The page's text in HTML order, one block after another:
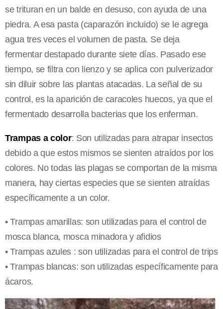
se trituran en un balde en desuso, con ayuda de una
piedra. A esa pasta (caparazón incluido) se le agrega
agua tres veces el volumen de pasta. Se deja
fermentar destapado durante siete días. Pasado ese
tiempo, se filtra con lienzo y se aplica con pulverizador
sin diluir sobre las plantas atacadas. La señal de su
control, es la aparición de caracoles huecos, ya que el
fermentado desarrolla bacterias que los enferman.
Trampas a color: Son utilizadas para atrapar insectos
debido a que estos mismos se sienten atraídos por los
colores. No todas las plagas se comportan de la misma
manera, hay ciertas especies que se sienten atraídas
específicamente a un color.
• Trampas amarillas: son utilizadas para el control de
mosca blanca, mosca minadora y afidios
• Trampas azules : son utilizadas para el control de trips
• Trampas blancas: son utilizadas específicamente para
ácaros.